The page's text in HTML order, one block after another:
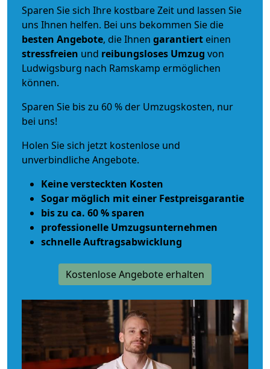
Sparen Sie sich Ihre kostbare Zeit und lassen Sie
uns Ihnen helfen. Bei uns bekommen Sie die
besten Angebote, die Ihnen garantiert einen
stressfreien und reibungsloses Umzug von
Ludwigsburg nach Ramskamp ermöglichen
können.
Sparen Sie bis zu 60 % der Umzugskosten, nur
bei uns!
Holen Sie sich jetzt kostenlose und
unverbindliche Angebote.
Keine versteckten Kosten
Sogar möglich mit einer Festpreisgarantie
bis zu ca. 60 % sparen
professionelle Umzugsunternehmen
schnelle Auftragsabwicklung
Kostenlose Angebote erhalten